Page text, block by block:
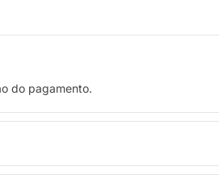
do pagamento.